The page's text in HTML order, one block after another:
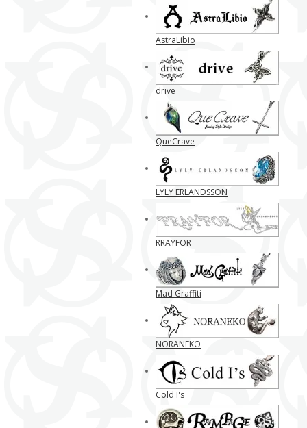
AstraLibio
drive
QueCrave
LYLY ERLANDSSON
RRAYFOR
Mad Graffiti
NORANEKO
Cold I's